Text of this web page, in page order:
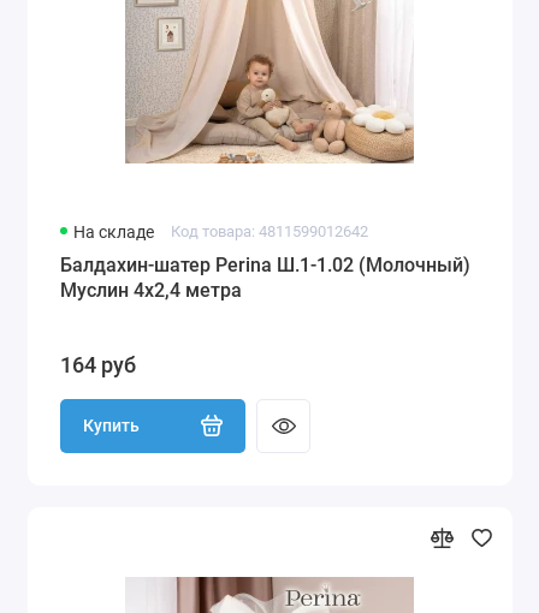
На складе Код товара: 4811599012642
Балдахин-шатер Perina Ш.1-1.02 (Молочный)
Муслин 4х2,4 метра
164 руб
Купить